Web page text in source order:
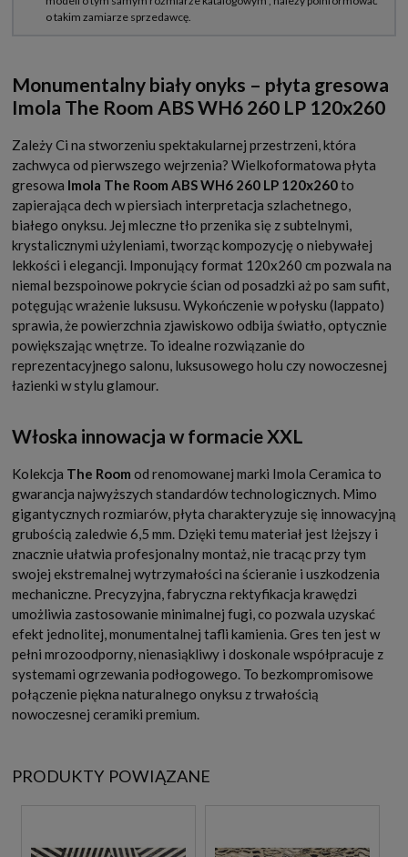
Monumentalny biały onyks – płyta gresowa
Imola The Room ABS WH6 260 LP 120x260
Zależy Ci na stworzeniu spektakularnej przestrzeni, która
zachwyca od pierwszego wejrzenia? Wielkoformatowa płyta
gresowa Imola The Room ABS WH6 260 LP 120x260to
zapierająca dech w piersiach interpretacja szlachetnego,
białego onyksu. Jej mleczne tło przenika się z subtelnymi,
krystalicznymi użyleniami, tworząc kompozycję o niebywałej
lekkości i elegancji. Imponujący format 120x260 cm pozwala na
niemal bezspoinowe pokrycie ścian od posadzki aż po sam sufit,
potęgując wrażenie luksusu. Wykończenie w połysku (lappato)
sprawia, że powierzchnia zjawiskowo odbija światło, optycznie
powiększając wnętrze. To idealne rozwiązanie do
reprezentacyjnego salonu, luksusowego holu czy nowoczesnej
łazienki w stylu glamour.
Włoska innowacja w formacie XXL
Kolekcja The Room od renomowanej marki Imola Ceramica to
gwarancja najwyższych standardów technologicznych. Mimo
gigantycznych rozmiarów, płyta charakteryzuje się innowacyjną
grubością zaledwie 6,5 mm. Dzięki temu materiał jest lżejszy i
znacznie ułatwia profesjonalny montaż, nie tracąc przy tym
swojej ekstremalnej wytrzymałości na ścieranie i uszkodzenia
mechaniczne. Precyzyjna, fabryczna rektyfikacja krawędzi
umożliwia zastosowanie minimalnej fugi, co pozwala uzyskać
efekt jednolitej, monumentalnej tafli kamienia. Gres ten jest w
pełni mrozoodporny, nienasiąkliwy i doskonale współpracuje z
systemami ogrzewania podłogowego. To bezkompromisowe
połączenie piękna naturalnego onyksu z trwałością
nowoczesnej ceramiki premium.
PRODUKTY POWIĄZANE